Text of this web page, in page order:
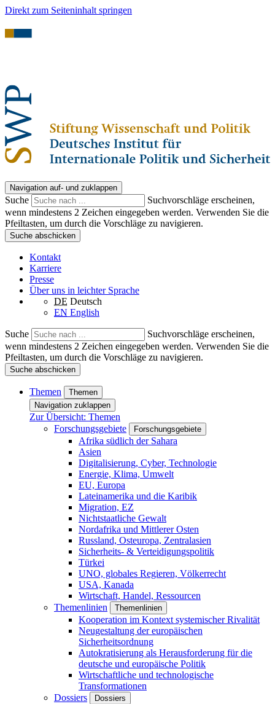
Direkt zum Seiteninhalt springen
Navigation auf- und zuklappen
Suche
Suchvorschläge erscheinen,
wenn mindestens 2 Zeichen eingegeben werden. Verwenden Sie die
Pfeiltasten, um durch die Vorschläge zu navigieren.
Suche abschicken
Kontakt
Karriere
Presse
Über uns in leichter Sprache
DE Deutsch
EN English
Suche
Suchvorschläge erscheinen,
wenn mindestens 2 Zeichen eingegeben werden. Verwenden Sie die
Pfeiltasten, um durch die Vorschläge zu navigieren.
Suche abschicken
Themen
Themen
Navigation zuklappen
Zur Übersicht: Themen
Forschungsgebiete
Forschungsgebiete
Afrika südlich der Sahara
Asien
Digitalisierung, Cyber, Technologie
Energie, Klima, Umwelt
EU, Europa
Lateinamerika und die Karibik
Migration, EZ
Nichtstaatliche Gewalt
Nordafrika und Mittlerer Osten
Russland, Osteuropa, Zentralasien
Sicherheits- & Verteidigungspolitik
Türkei
UNO, globales Regieren, Völkerrecht
USA, Kanada
Wirtschaft, Handel, Ressourcen
Themenlinien
Themenlinien
Kooperation im Kontext systemischer Rivalität
Neugestaltung der europäischen
Sicherheitsordnung
Autokratisierung als Herausforderung für die
deutsche und europäische Politik
Wirtschaftliche und technologische
Transformationen
Dossiers
Dossiers